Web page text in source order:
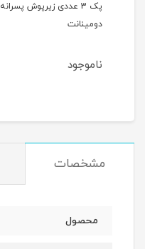
پک 3 عددی زیرپوش پسرانه
دومینانت
ناموجود
مشخصات
محصول